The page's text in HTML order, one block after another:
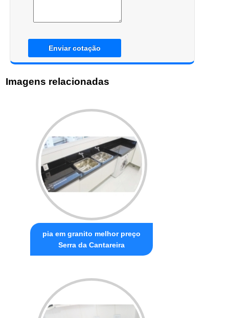
Enviar cotação
Imagens relacionadas
pia em granito melhor preço
Serra da Cantareira